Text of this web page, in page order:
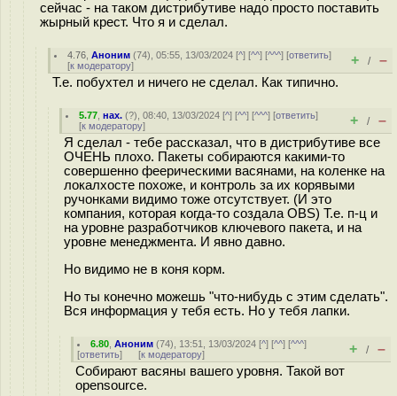
сейчас - на таком дистрибутиве надо просто поставить
жырный крест. Что я и сделал.
4.76 ,Аноним (74), 05:55, 13/03/2024 [^] [^^] [^^^] [ответить]
[к модератору] + / –
Т.е. побухтел и ничего не сделал. Как типично.
5.77 ,нах. (?), 08:40, 13/03/2024 [^] [^^] [^^^] [ответить]
[к модератору] + / –
Я сделал - тебе рассказал, что в дистрибутиве все
ОЧЕНЬ плохо. Пакеты собираются какими-то
совершенно феерическими васянами, на коленке на
локалхосте похоже, и контроль за их корявыми
ручонками видимо тоже отсутствует. (И это
компания, которая когда-то создала OBS) Т.е. п-ц и
на уровне разработчиков ключевого пакета, и на
уровне менеджмента. И явно давно.
Но видимо не в коня корм.
Но ты конечно можешь "что-нибудь с этим сделать".
Вся информация у тебя есть. Но у тебя лапки.
6.80 ,Аноним (74), 13:51, 13/03/2024 [^] [^^] [^^^]
[ответить] [к модератору] + / –
Собирают васяны вашего уровня. Такой вот
opensource.